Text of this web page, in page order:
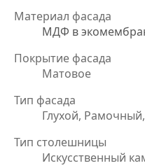
Материал фасада
МДФ в
Покрытие фасада
Матовое
Тип фасада
Глухой,
Тип столешницы
Искусственный